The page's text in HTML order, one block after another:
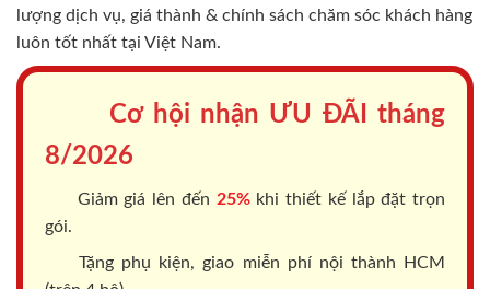
lượng dịch vụ, giá thành & chính sách chăm sóc khách hàng
luôn tốt nhất tại Việt Nam.
Cơ hội nhận ƯU ĐÃI tháng
8/2026
Giảm giá lên đến 25%khi thiết kế lắp đặt trọn
gói.
Tặng phụ kiện, giao miễn phí nội thành HCM